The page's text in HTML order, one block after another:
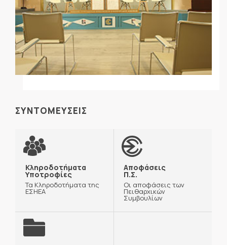
ΣΥΝΤΟΜΕΥΣΕΙΣ
Κληροδοτήματα
Υποτροφίες
Τα Κληροδοτήματα της
ΕΣΗΕΑ
Αποφάσεις
Π.Σ.
Οι αποφάσεις των
Πειθαρχικών
Συμβουλίων